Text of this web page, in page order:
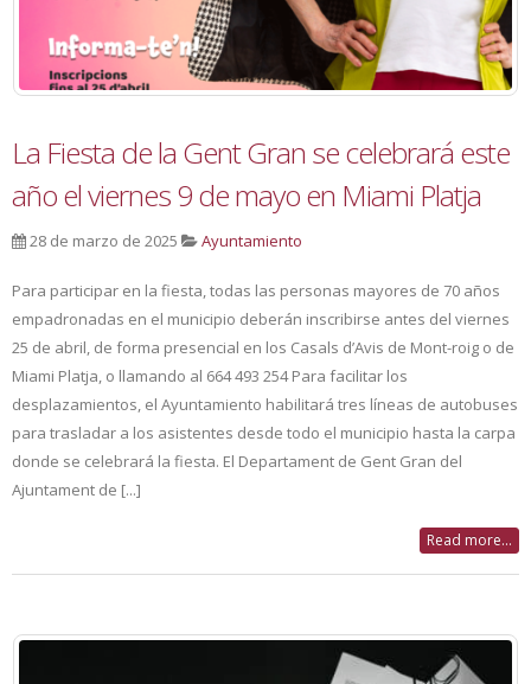
La Fiesta de la Gent Gran se celebrará este
año el viernes 9 de mayo en Miami Platja
28 de marzo de 2025 Ayuntamiento
Para participar en la fiesta, todas las personas mayores de 70 años
empadronadas en el municipio deberán inscribirse antes del viernes
25 de abril, de forma presencial en los Casals d’Avis de Mont-roig o de
Miami Platja, o llamando al 664 493 254 Para facilitar los
desplazamientos, el Ayuntamiento habilitará tres líneas de autobuses
para trasladar a los asistentes desde todo el municipio hasta la carpa
donde se celebrará la fiesta. El Departament de Gent Gran del
Ajuntament de [...]
Read more...